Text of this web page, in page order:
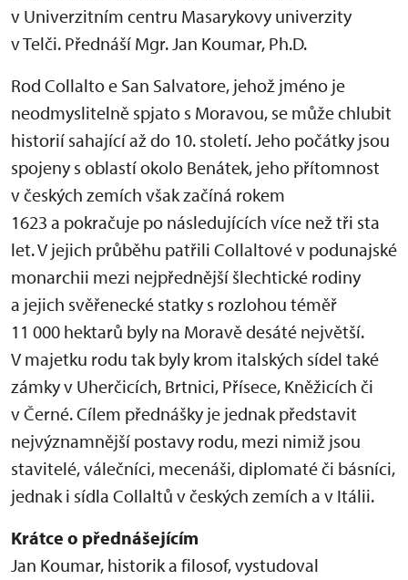
v Univerzitním centru Masarykovy univerzity
v Telči. Přednáší Mgr. Jan Koumar, Ph.D.
Rod Collalto e San Salvatore, jehož jméno je
neodmyslitelně spjato s Moravou, se může chlubit
historií sahající až do 10. století. Jeho počátky jsou
spojeny s oblastí okolo Benátek, jeho přítomnost
v českých zemích však začíná rokem
1623 a pokračuje po následujících více než tři sta
let. V jejich průběhu patřili Collaltové v podunajské
monarchii mezi nejpřednější šlechtické rodiny
a jejich svěřenecké statky s rozlohou téměř
11 000 hektarů byly na Moravě desáté největší.
V majetku rodu tak byly krom italských sídel také
zámky v Uherčicích, Brtnici, Přísece, Kněžicích či
v Černé. Cílem přednášky je jednak představit
nejvýznamnější postavy rodu, mezi nimiž jsou
stavitelé, válečníci, mecenáši, diplomaté či básníci,
jednak i sídla Collaltů v českých zemích a v Itálii.
Krátce o přednášejícím
Jan Koumar, historik a filosof, vystudoval